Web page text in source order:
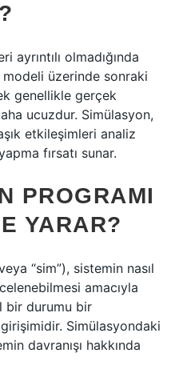
ayrıntılı olmadığında
modeli üzerinde sonraki
genellikle gerçek
ucuzdur. Simülasyon,
etkileşimleri analiz
fırsatı sunar.
PROGRAMI
YARAR?
“sim”), sistemin nasıl
amacıyla
bir durumu bir
Simülasyondaki
davranışı hakkında